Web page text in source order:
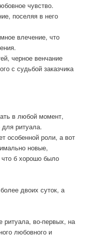
чувство.
поселяя в него
влечение, что
черное венчание
с судьбой заказчика
в любой момент,
для ритуала.
особенной роли, а вот
новые,
б хорошо было
двоих суток, а
ритуала, во-первых, на
любовного и